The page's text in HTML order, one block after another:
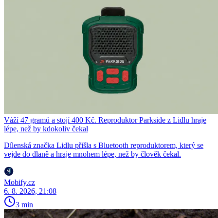
Váží 47 gramů a stojí 400 Kč. Reproduktor Parkside z Lidlu hraje
lépe, než by kdokoliv čekal
Dílenská značka Lidlu přišla s Bluetooth reproduktorem, který se
vejde do dlaně a hraje mnohem lépe, než by člověk čekal.
Mobify.cz
6. 8. 2026, 21:08
3 min